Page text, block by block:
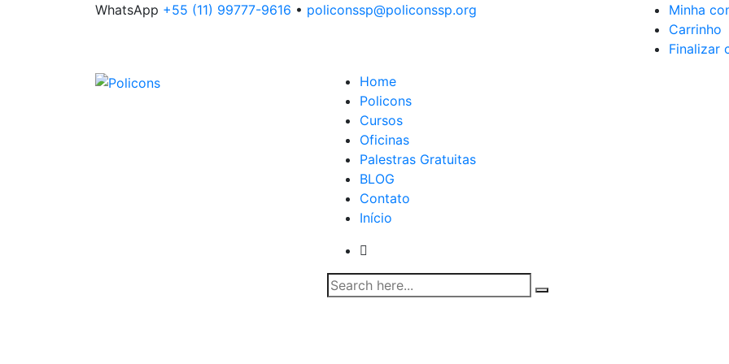
WhatsApp +55 (11) 99777-9616 • policonssp@policonssp.org
Minha
Carrinho
Finalizar
Home
Policons
Cursos
Oficinas
Palestras Gratuitas
BLOG
Contato
Início